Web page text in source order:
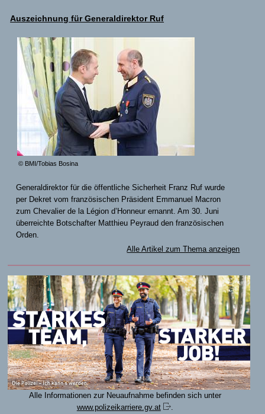
Auszeichnung für Generaldirektor Ruf
© BMI/Tobias Bosina
Generaldirektor für die öffentliche Sicherheit Franz Ruf wurde
per Dekret vom französischen Präsident Emmanuel Macron
zum Chevalier de la Légion d’Honneur ernannt. Am 30. Juni
überreichte Botschafter Matthieu Peyraud den französischen
Orden.
Alle Artikel zum Thema anzeigen
Alle Informationen zur Neuaufnahme befinden sich unter
www.polizeikarriere.gv.at
.